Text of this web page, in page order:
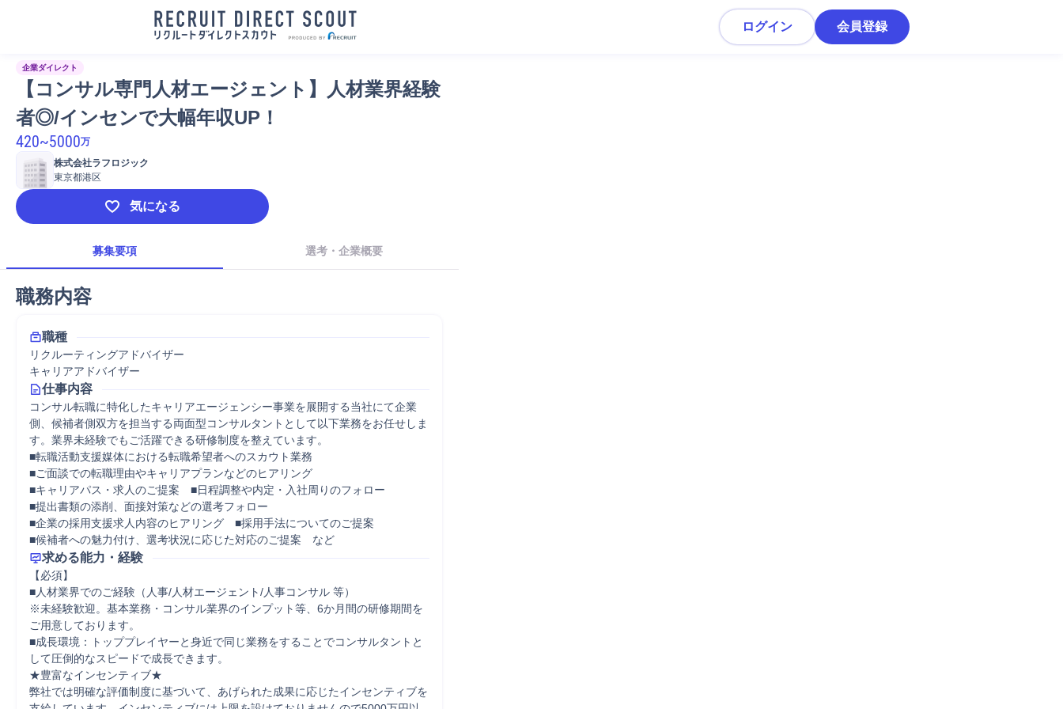
ログイン 会員登録
企業ダイレクト
【コンサル専門人材エージェント】人材業界経験
者◎/インセンで大幅年収UP！
420~5000万
株式会社ラフロジック
東京都港区
気になる
募集要項 選考・企業概要
職務内容
職種
リクルーティングアドバイザー
キャリアアドバイザー
仕事内容
コンサル転職に特化したキャリアエージェンシー事業を展開する当社にて企業
側、候補者側双方を担当する両面型コンサルタントとして以下業務をお任せしま
す。業界未経験でもご活躍できる研修制度を整えています。
■転職活動支援媒体における転職希望者へのスカウト業務
■ご面談での転職理由やキャリアプランなどのヒアリング
■キャリアパス・求人のご提案　■日程調整や内定・入社周りのフォロー
■提出書類の添削、面接対策などの選考フォロー
■企業の採用支援求人内容のヒアリング　■採用手法についてのご提案
■候補者への魅力付け、選考状況に応じた対応のご提案　など
求める能力・経験
【必須】
■人材業界でのご経験（人事/人材エージェント/人事コンサル 等）
※未経験歓迎。基本業務・コンサル業界のインプット等、6か月間の研修期間を
ご用意しております。
■成長環境：トッププレイヤーと身近で同じ業務をすることでコンサルタントと
して圧倒的なスピードで成長できます。
★豊富なインセンティブ★
弊社では明確な評価制度に基づいて、あげられた成果に応じたインセンティブを